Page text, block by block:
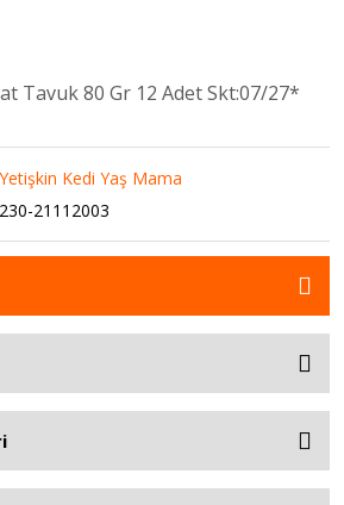
Tavuk 80 Gr 12 Adet Skt:07/27*
Yetişkin Kedi Yaş Mama
230-21112003